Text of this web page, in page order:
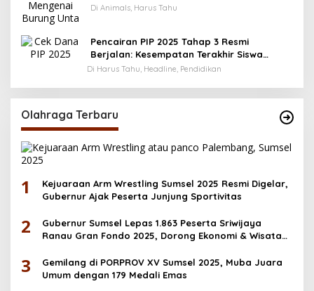
Di Animals, Harus Tahu
Pencairan PIP 2025 Tahap 3 Resmi
Berjalan: Kesempatan Terakhir Siswa
Menerima Bantuan Pendidikan hingga
Di Harus Tahu, Headline, Pendidikan
Olahraga Terbaru
1
Kejuaraan Arm Wrestling Sumsel 2025 Resmi Digelar,
Gubernur Ajak Peserta Junjung Sportivitas
2
Gubernur Sumsel Lepas 1.863 Peserta Sriwijaya
Ranau Gran Fondo 2025, Dorong Ekonomi & Wisata
3
Gemilang di PORPROV XV Sumsel 2025, Muba Juara
Umum dengan 179 Medali Emas